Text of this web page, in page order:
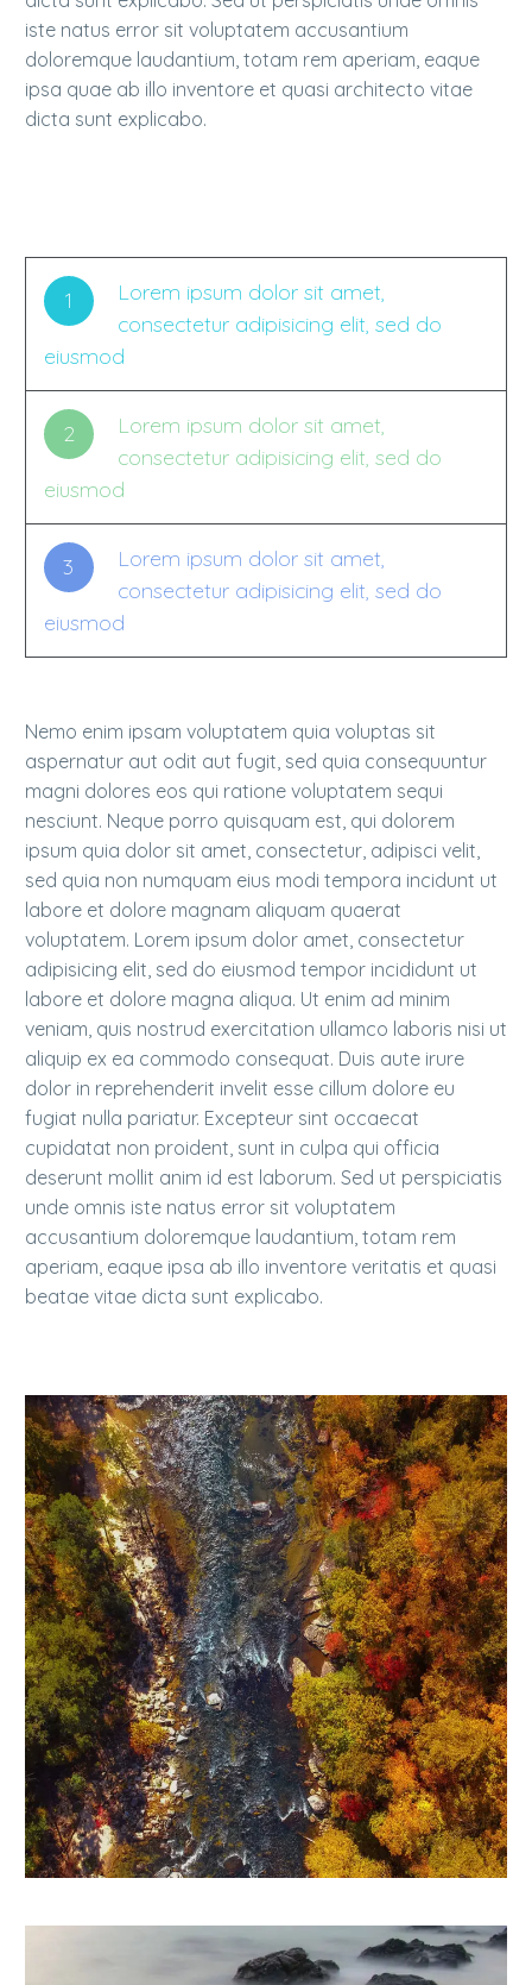
iste natus error sit voluptatem accusantium
doloremque laudantium, totam rem aperiam, eaque
ipsa quae ab illo inventore et quasi architecto vitae
dicta sunt explicabo.
1
Lorem ipsum dolor sit amet,
consectetur adipisicing elit, sed do
eiusmod
2
Lorem ipsum dolor sit amet,
consectetur adipisicing elit, sed do
eiusmod
3
Lorem ipsum dolor sit amet,
consectetur adipisicing elit, sed do
eiusmod
Nemo enim ipsam voluptatem quia voluptas sit
aspernatur aut odit aut fugit, sed quia consequuntur
magni dolores eos qui ratione voluptatem sequi
nesciunt. Neque porro quisquam est, qui dolorem
ipsum quia dolor sit amet, consectetur, adipisci velit,
sed quia non numquam eius modi tempora incidunt ut
labore et dolore magnam aliquam quaerat
voluptatem. Lorem ipsum dolor amet, consectetur
adipisicing elit, sed do eiusmod tempor incididunt ut
labore et dolore magna aliqua. Ut enim ad minim
veniam, quis nostrud exercitation ullamco laboris nisi ut
aliquip ex ea commodo consequat. Duis aute irure
dolor in reprehenderit invelit esse cillum dolore eu
fugiat nulla pariatur. Excepteur sint occaecat
cupidatat non proident, sunt in culpa qui officia
deserunt mollit anim id est laborum. Sed ut perspiciatis
unde omnis iste natus error sit voluptatem
accusantium doloremque laudantium, totam rem
aperiam, eaque ipsa ab illo inventore veritatis et quasi
beatae vitae dicta sunt explicabo.